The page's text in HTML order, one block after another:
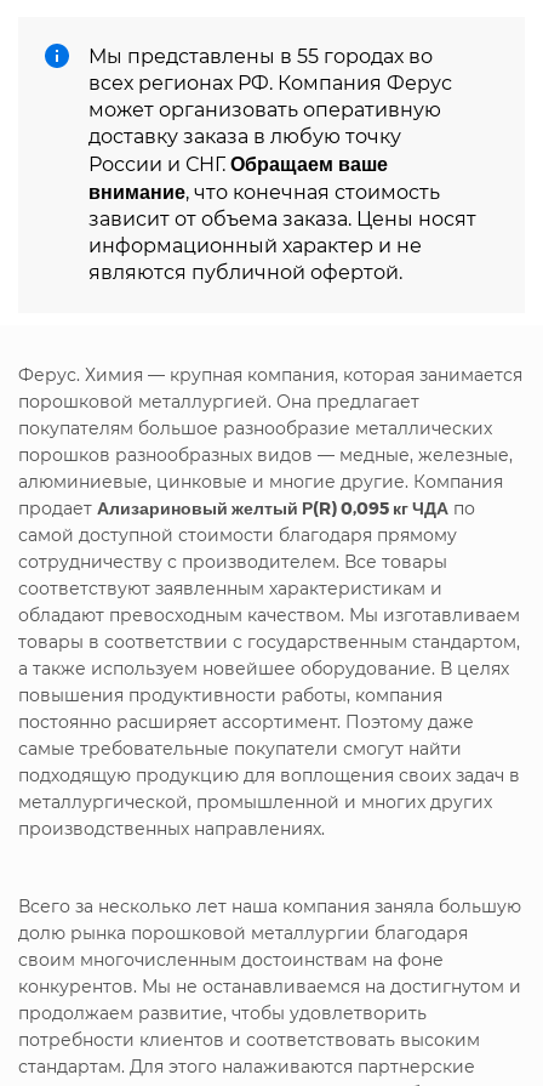
Мы представлены в 55 городах во
всех регионах РФ. Компания Ферус
может организовать оперативную
доставку заказа в любую точку
России и СНГ. Обращаем ваше
внимание, что конечная стоимость
зависит от объема заказа. Цены носят
информационный характер и не
являются публичной офертой.
Ферус. Химия — крупная компания, которая занимается
порошковой металлургией. Она предлагает
покупателям большое разнообразие металлических
порошков разнообразных видов — медные, железные,
алюминиевые, цинковые и многие другие. Компания
продает Ализариновый желтый Р(R) 0,095 кг ЧДА по
самой доступной стоимости благодаря прямому
сотрудничеству с производителем. Все товары
соответствуют заявленным характеристикам и
обладают превосходным качеством. Мы изготавливаем
товары в соответствии с государственным стандартом,
а также используем новейшее оборудование. В целях
повышения продуктивности работы, компания
постоянно расширяет ассортимент. Поэтому даже
самые требовательные покупатели смогут найти
подходящую продукцию для воплощения своих задач в
металлургической, промышленной и многих других
производственных направлениях.
Всего за несколько лет наша компания заняла большую
долю рынка порошковой металлургии благодаря
своим многочисленным достоинствам на фоне
конкурентов. Мы не останавливаемся на достигнутом и
продолжаем развитие, чтобы удовлетворить
потребности клиентов и соответствовать высоким
стандартам. Для этого налаживаются партнерские